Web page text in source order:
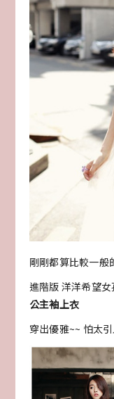
剛剛都算比較一般
進階版 洋洋希望
公主袖上衣
穿出優雅~~ 怕太